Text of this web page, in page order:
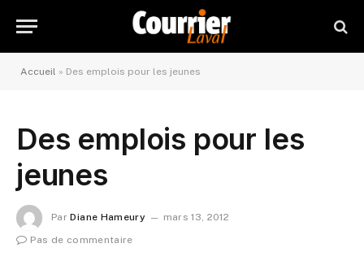
Accueil » Des emplois pour les jeunes
Des emplois pour les
jeunes
Par Diane Hameury
mars 13, 2012
Pas de commentaire